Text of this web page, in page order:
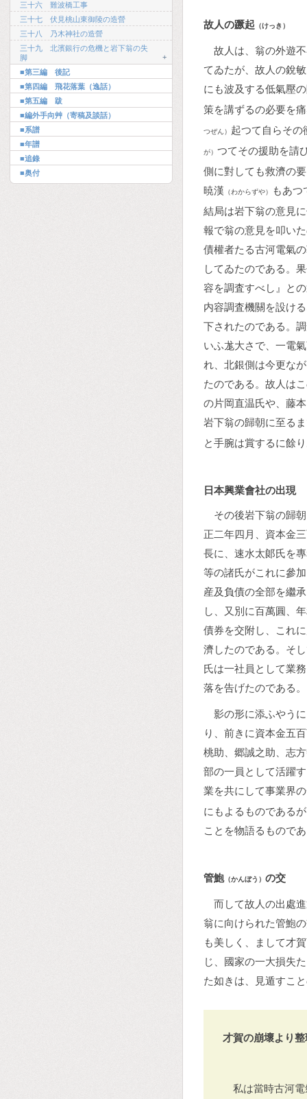
三十六 難波橋工事
三十七 伏見桃山東御陵の造營
三十八 乃木神社の造營
三十九 北濱銀行の危機と岩下翁の失
脚
+
■第三編 後記
■第四編 飛花落葉（逸話）
■第五編 跋
■編外手向艸（寄稿及談話）
■系譜
■年譜
■追錄
■奥付
故人の蹶起 （けっき）
故人は、翁の外遊
てゐたが、故人の銳
にも波及する低氣壓
策を講ずるの必要を
つぜん） 起つて自らその
が） つてその援助を請
側に對しても救濟の
暁漢 （わからずや）
もあ
結局は岩下翁の意見
報で翁の意見を叩い
債權者たる古河電氣
してゐたのである。
容を調査すべし』と
内容調査機關を設け
下されたのである。
いふ尨大さで、一電
れ、北銀側は今更な
たのである。故人は
の片岡直温氏や、藤
岩下翁の歸朝に至る
と手腕は賞するに餘
日本興業會社の出現
その後岩下翁の歸
正二年四月、資本金
長に、速水太郞氏を
等の諸氏がこれに參
産及負債の全部を繼
し、又別に百萬圓、
債券を交附し、これ
濟したのである。そ
氏は一社員として業
落を告げたのである。
影の形に添ふやう
り、前きに資本金五
桃助、郷誠之助、志
部の一員として活躍
業を共にして事業界
にもよるものである
ことを物語るもので
管鮑（かんぼう） の交
而して故人の出處
翁に向けられた管鮑
も美しく、まして才
じ、國家の一大損失
た如きは、見遁すこ
才賀の崩壞より
私は當時古河